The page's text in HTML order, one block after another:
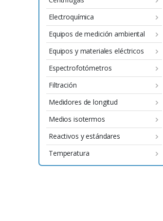
Electroquímica
Equipos de medición ambiental
Equipos y materiales eléctricos
Espectrofotómetros
Filtración
Medidores de longitud
Medios isotermos
Reactivos y estándares
Temperatura